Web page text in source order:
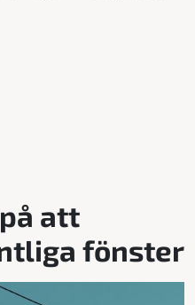
att
fönster